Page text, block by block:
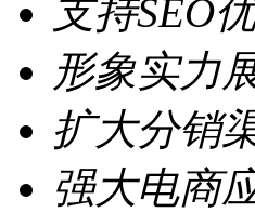
支持SEO
形象实力
扩大分销
强大电商